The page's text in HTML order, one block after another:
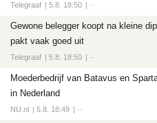
Telegraaf 5.8. 18:50 ··
Gewone belegger koopt na kleine
pakt vaak goed uit
Telegraaf 5.8. 18:50 ··
Moederbedrijf van Batavus en
in Nederland
NU.nl 5.8. 18:49 ··